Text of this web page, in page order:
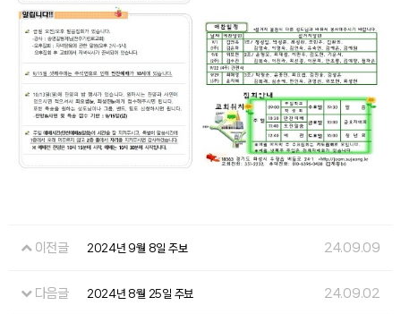
이전글 2024년 9월 8일 주보 24.09.09
다음글 2024년 8월 25일 주뵤 24.09.02